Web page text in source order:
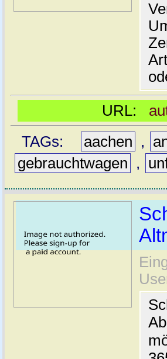
URL:
TAGs:
aachen ,
gebrauchtwagen
,